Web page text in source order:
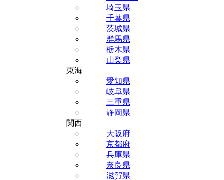
埼玉県
千葉県
茨城県
群馬県
栃木県
山梨県
東海
愛知県
岐阜県
三重県
静岡県
関西
大阪府
京都府
兵庫県
奈良県
滋賀県